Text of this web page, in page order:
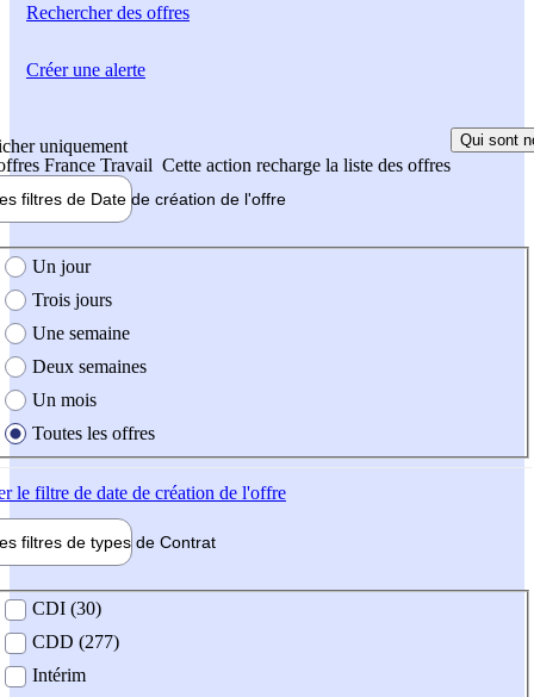
Rechercherdes offres
uniquement
France Travail Cette action recharge la liste des offres
Qui sont
filtres de Date de création de l'offre
création de l'offre
Un jour
Trois jours
Une semaine
Deux semaines
Un mois
Toutes les offres
le filtre de date de création de l'offre
filtres de types de Contrat
contrat
CDI (30)
CDD (277)
Intérim
Créer une alerte